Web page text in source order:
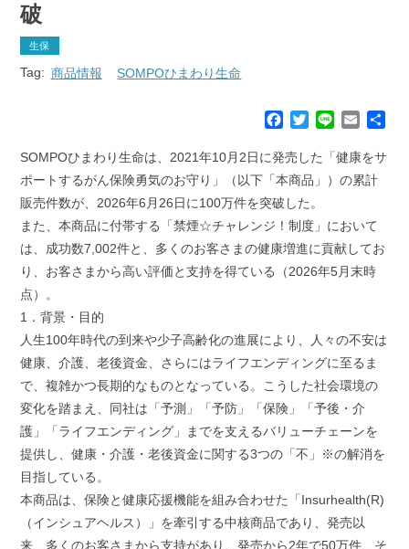
破
生保
Tag: 商品情報 SOMPOひまわり生命
c
e
o
o
k
T
i
t
e
r
n
e
E
a
i
SOMPOひまわり生命は、2021年10月2日に発売した「健康をサ
ポートするがん保険勇気のお守り」（以下「本商品」）の累計
販売件数が、2026年6月26日に100万件を突破した。
また、本商品に付帯する「禁煙☆チャレンジ！制度」において
は、成功数7,002件と、多くのお客さまの健康増進に貢献してお
り、お客さまから高い評価と支持を得ている（2026年5月末時
点）。
1．背景・目的
人生100年時代の到来や少子高齢化の進展により、人々の不安は
健康、介護、老後資金、さらにはライフエンディングに至るま
で、複雑かつ長期的なものとなっている。こうした社会環境の
変化を踏まえ、同社は「予測」「予防」「保険」「予後・介
護」「ライフエンディング」までを支えるバリューチェーンを
提供し、健康・介護・老後資金に関する3つの「不」※の解消を
目指している。
本商品は、保険と健康応援機能を組み合わせた「Insurhealth(R)
（インシュアヘルス）」を牽引する中核商品であり、発売以
来、多くのお客さまから支持があり、発売から2年で50万件、そ